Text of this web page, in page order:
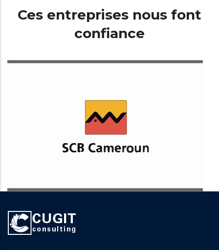
Ces entreprises nous font
confiance
Société Commerciale de Banque Cameroun